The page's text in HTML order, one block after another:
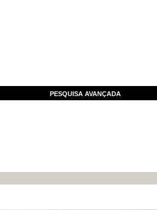
PESQUISA AVANÇADA